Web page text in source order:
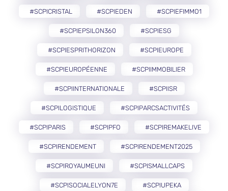
#SCPICRISTAL #SCPIEDEN #SCPIEFIMMO1
#SCPIEPSILON360 #SCPIESG
#SCPIESPRITHORIZON #SCPIEUROPE
#SCPIEUROPÉENNE #SCPIIMMOBILIER
#SCPIINTERNATIONALE #SCPIISR
#SCPILOGISTIQUE #SCPIPARCSACTIVITÉS
#SCPIPARIS #SCPIPFO #SCPIREMAKELIVE
#SCPIRENDEMENT #SCPIRENDEMENT2025
#SCPIROYAUMEUNI #SCPISMALLCAPS
#SCPISOCIALELYON7E #SCPIUPEKA